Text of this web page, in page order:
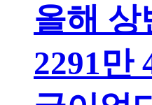
올해 상
2291만